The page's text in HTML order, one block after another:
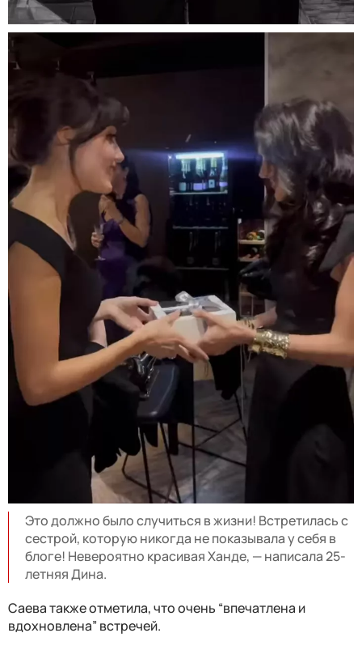
Это должно было случиться в жизни! Встретилась с
сестрой, которую никогда не показывала у себя в
блоге! Невероятно красивая Ханде, — написала 25-
летняя Дина.
Саева также отметила, что очень “впечатлена и
вдохновлена” встречей.